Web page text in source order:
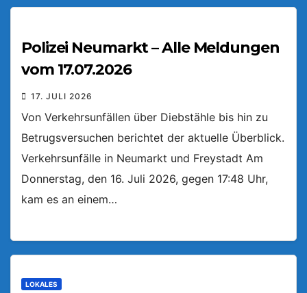
Polizei Neumarkt – Alle Meldungen
vom 17.07.2026
17. JULI 2026
Von Verkehrsunfällen über Diebstähle bis hin zu
Betrugsversuchen berichtet der aktuelle Überblick.
Verkehrsunfälle in Neumarkt und Freystadt Am
Donnerstag, den 16. Juli 2026, gegen 17:48 Uhr,
kam es an einem…
LOKALES